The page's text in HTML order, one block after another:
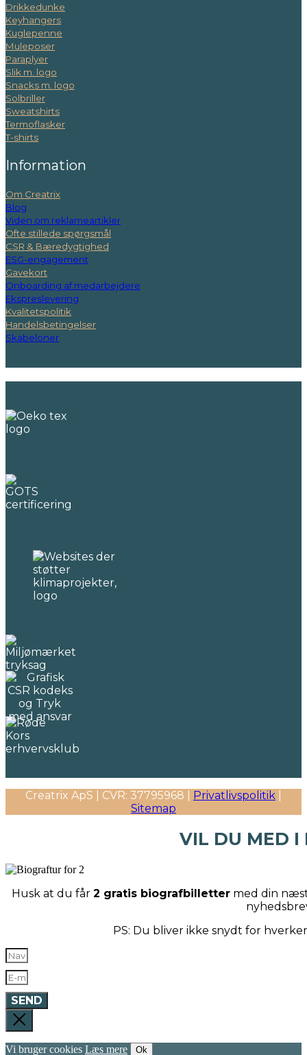
Drikkedunke
Keyhangers
Kuglepenne
Muleposer
Paraplyer
Slik m. logo
Snacks m. logo
Solbriller
Sweatshirts
Termoflasker
T-shirts
Information
Om Creatrix
Blog
Viden om reklameartikler
Ofte stillede spørgsmål
CSR & Bæredygtighed
ESG-engagement
Gavekort
Onboarding af medarbejdere
Ekspreslevering
Kvalitetspolitik
Handelsbetingelser
Skabeloner
Creatrix ApS | CVR: 37795968 | Privatlivspolitik
Sitemap
VIL DU MED I
Husk at du får 2 gratis biografbillettermed din
PS: Du bliver ikke snydt for
SEND
Vi bruger cookies Læs mere Ok